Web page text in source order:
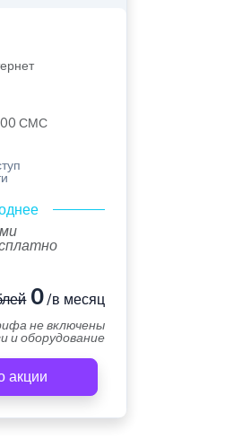
СМС
0/в месяц
не включены
и оборудование
акции